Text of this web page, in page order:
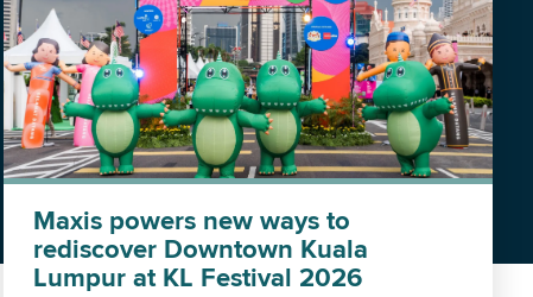
Maxis powers new ways to
rediscover Downtown Kuala
Lumpur at KL Festival 2026